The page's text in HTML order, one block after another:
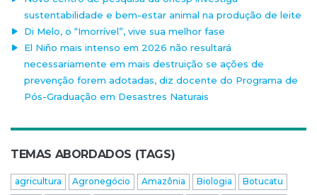
sustentabilidade e bem-estar animal na produção de leite
Di Melo, o “Imorrível”, vive sua melhor fase
El Niño mais intenso em 2026 não resultará
necessariamente em mais destruição se ações de
prevenção forem adotadas, diz docente do Programa de
Pós-Graduação em Desastres Naturais
TEMAS ABORDADOS (TAGS)
agricultura Agronegócio Amazônia Biologia
Botucatu